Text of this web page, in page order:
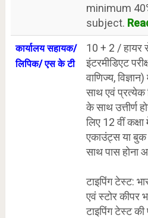
minimum
subject.
कार्यालय सहायक/
लिपिक/ एस के टी
10 + 2 / हायर
इंटरमीडिएट
वाणिज्य,
साथ एवं प्रत्येक
के साथ उत्तीर्ण
लिए 12 वीं
एकाउंट्स या
साथ पास होना
टाइपिंग टेस्ट:
एवं स्टोर कीपर
टाइपिंग टेस्ट की